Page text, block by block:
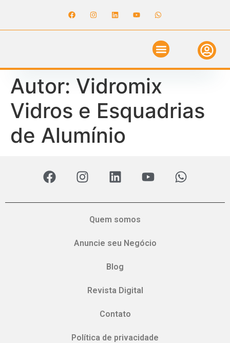
Autor: Vidromix
Vidros e Esquadrias
de Alumínio
Quem somos
Anuncie seu Negócio
Blog
Revista Digital
Contato
Política de privacidade